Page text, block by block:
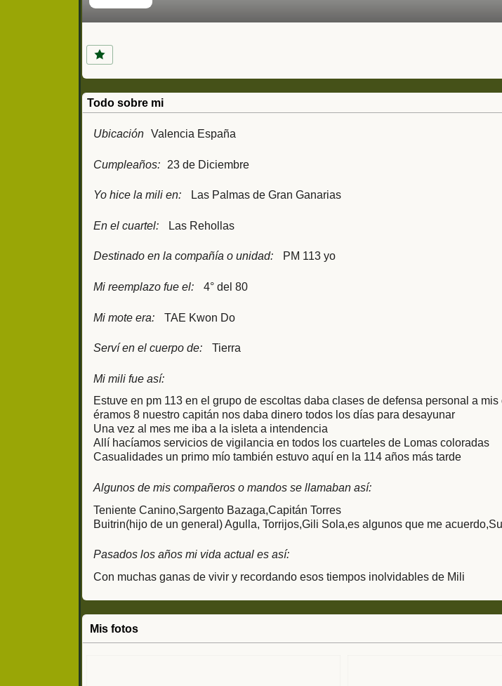
Todo sobre mi
Ubicación Valencia España
Cumpleaños: 23 de Diciembre
Yo hice la mili en: Las Palmas de Gran Ganarias
En el cuartel: Las Rehollas
Destinado en la compañía o unidad: PM 113 yo
Mi reemplazo fue el: 4° del 80
Mi mote era: TAE Kwon Do
Serví en el cuerpo de: Tierra
Mi mili fue así:
Estuve en pm 113 en el grupo de escoltas daba clases de defensa personal a
éramos 8 nuestro capitán nos daba dinero todos los días para desayunar
Una vez al mes me iba a la isleta a intendencia
Allí hacíamos servicios de vigilancia en todos los cuarteles de Lomas coloradas
Casualidades un primo mío también estuvo aquí en la 114 años más tarde
Algunos de mis compañeros o mandos se llamaban así:
Teniente Canino,Sargento Bazaga,Capitán Torres
Buitrin(hijo de un general) Agulla, Torrijos,Gili Sola,es algunos que me
Pasados los años mi vida actual es así:
Con muchas ganas de vivir y recordando esos tiempos inolvidables de Mili
Mis fotos